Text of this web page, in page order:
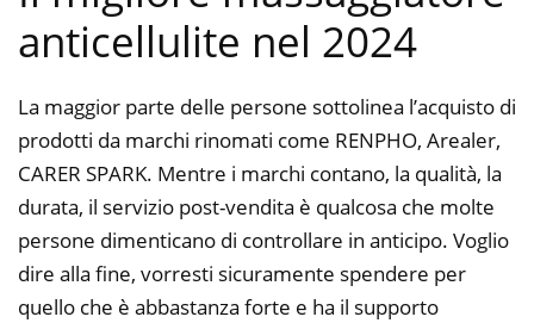
anticellulite nel 2024
La maggior parte delle persone sottolinea l’acquisto di
prodotti da marchi rinomati come RENPHO, Arealer,
CARER SPARK. Mentre i marchi contano, la qualità, la
durata, il servizio post-vendita è qualcosa che molte
persone dimenticano di controllare in anticipo. Voglio
dire alla fine, vorresti sicuramente spendere per
quello che è abbastanza forte e ha il supporto